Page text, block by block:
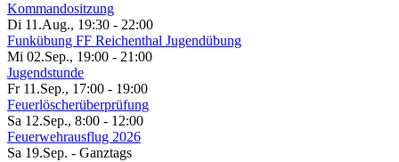
Kommandositzung
Di 11.Aug., 19:30 - 22:00
Funkübung FF Reichenthal Jugendübung
Mi 02.Sep., 19:00 - 21:00
Jugendstunde
Fr 11.Sep., 17:00 - 19:00
Feuerlöscherüberprüfung
Sa 12.Sep., 8:00 - 12:00
Feuerwehrausflug 2026
Sa 19.Sep. - Ganztags